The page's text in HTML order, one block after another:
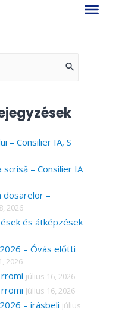
– Consilier IA, S
– Consilier IA
dosarelor –
2026
és átképzések
– Óvás előtti
2026
július 16, 2026
július 16, 2026
– írásbeli július